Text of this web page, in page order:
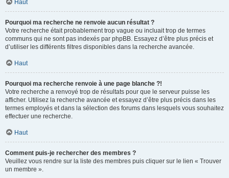
Haut
Pourquoi ma recherche ne renvoie aucun résultat ?
Votre recherche était probablement trop vague ou incluait trop de termes
communs qui ne sont pas indexés par phpBB. Essayez d’être plus précis et
d’utiliser les différents filtres disponibles dans la recherche avancée.
Haut
Pourquoi ma recherche renvoie à une page blanche ?!
Votre recherche a renvoyé trop de résultats pour que le serveur puisse les
afficher. Utilisez la recherche avancée et essayez d’être plus précis dans les
termes employés et dans la sélection des forums dans lesquels vous souhaitez
effectuer une recherche.
Haut
Comment puis-je rechercher des membres ?
Veuillez vous rendre sur la liste des membres puis cliquer sur le lien « Trouver
un membre ».